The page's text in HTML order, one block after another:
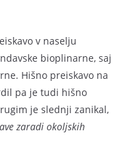
v naselju
bioplinarne, saj
Hišno preiskavo na
pa je tudi hišno
je slednji zanikal,
zaradi okoljskih